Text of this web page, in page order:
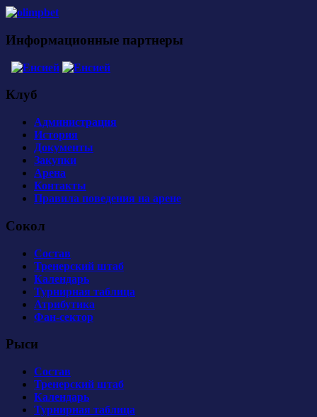
Информационные партнеры
Клуб
Администрация
История
Документы
Закупки
Арена
Контакты
Правила поведения на арене
Сокол
Состав
Тренерский штаб
Календарь
Турнирная таблица
Атрибутика
Фан-сектор
Рыси
Состав
Тренерский штаб
Календарь
Турнирная таблица